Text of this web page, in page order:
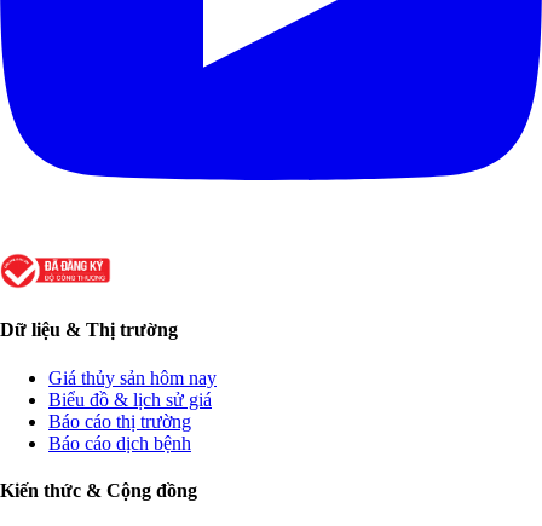
Dữ liệu & Thị trường
Giá thủy sản hôm nay
Biểu đồ & lịch sử giá
Báo cáo thị trường
Báo cáo dịch bệnh
Kiến thức & Cộng đồng